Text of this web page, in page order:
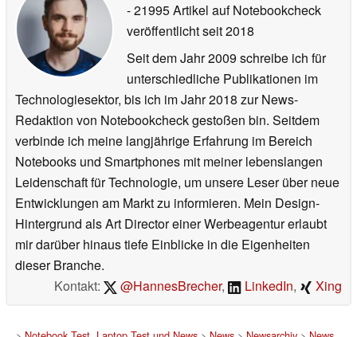
- 21995 Artikel auf Notebookcheck
veröffentlichtseit 2018
Seit dem Jahr 2009 schreibe ich für
unterschiedliche Publikationen im
Technologiesektor, bis ich im Jahr 2018 zur News-
Redaktion von Notebookcheck gestoßen bin. Seitdem
verbinde ich meine langjährige Erfahrung im Bereich
Notebooks und Smartphones mit meiner lebenslangen
Leidenschaft für Technologie, um unsere Leser über neue
Entwicklungen am Markt zu informieren. Mein Design-
Hintergrund als Art Director einer Werbeagentur erlaubt
mir darüber hinaus tiefe Einblicke in die Eigenheiten
dieser Branche.
Kontakt:
@HannesBrecher, LinkedIn, Xing